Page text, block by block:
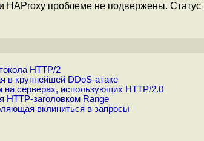
и HAProxy проблеме не подвержены. Статус
HTTP/2
в крупнейшей DDoS-атаке
на серверах, использующих HTTP/2.0
HTTP-заголовком Range
вклиниться в запросы